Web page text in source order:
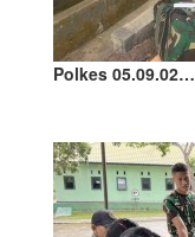
Polkes 05.09.02…